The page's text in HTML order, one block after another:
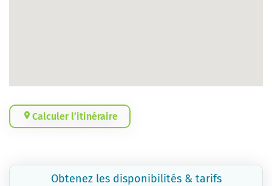
Calculer l’itinéraire
Obtenez les disponibilités & tarifs